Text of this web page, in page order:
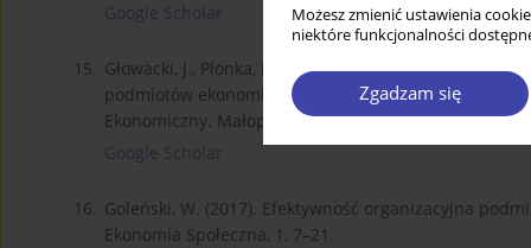
Możesz zmienić ustawienia
niektóre funkcjonalności
Zgadzam się
Google Scholar
15. Głowacki, J., Płonka, M., & Rosiek, K. (2012).
podmiotów ekonomii społecznej. In M. Frączek, J.
Ekonomiczny. Małopolska Szkoła Administracji
Google Scholar
16. Goleński, W. (2017). Efektywność organizacyjna
Ekonomia Społeczna, 1, 7–21.